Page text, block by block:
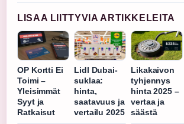
LISAA LIITTYVIA ARTIKKELEITA
OP Kortti Ei
Toimi –
Yleisimmät
Syyt ja
Ratkaisut
Lidl Dubai-
suklaa:
hinta,
saatavuus ja
vertailu 2025
Likakaivon
tyhjennys
hinta 2025 –
vertaa ja
säästä